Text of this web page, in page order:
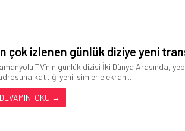
çok izlenen günlük diziye yeni
TV’nin günlük dizisi İki Dünya Arasında,
kattığı yeni isimlerle ekran...
DEVAMINI OKU →